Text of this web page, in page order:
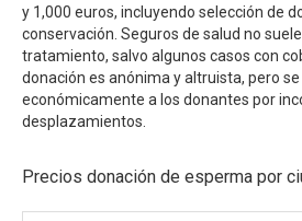
y 1,000 euros, incluyendo selección de
conservación. Seguros de salud no
tratamiento, salvo algunos casos con
donación es anónima y altruista, pero
económicamente a los donantes por
desplazamientos.
Precios donación de esperma por